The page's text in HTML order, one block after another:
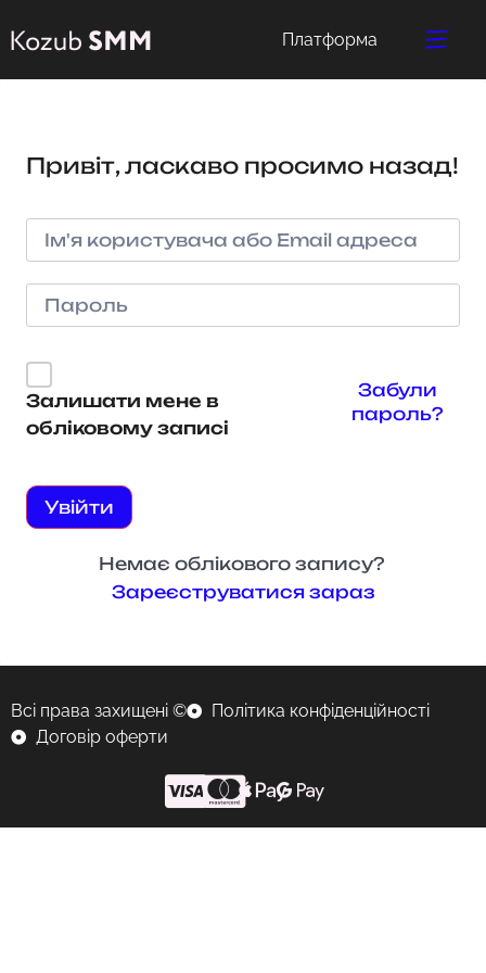
Платформа
Привіт, ласкаво просимо назад!
Залишати мене в
обліковому записі
Забули
пароль?
Увійти
Немає облікового запису?
Зареєструватися зараз
Всі права захищені ©
Політика конфіденційності
Договір оферти